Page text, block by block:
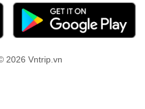
2026 Vntrip.vn